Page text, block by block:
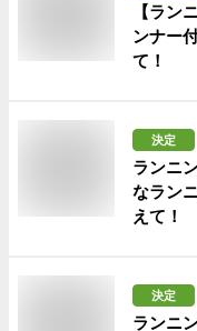
【ラン
ンナー
て！
決定
ランニ
なラン
えて！
決定
ランニ